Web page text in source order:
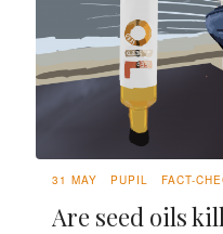
31 MAY PUPIL FACT-
Are seed oils